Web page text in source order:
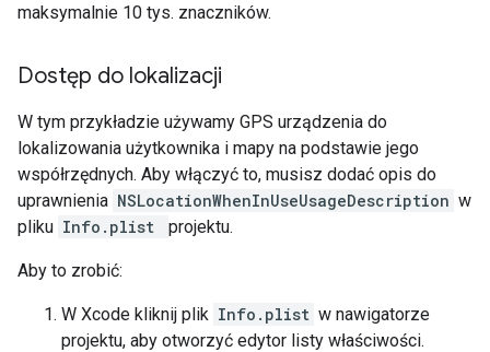
maksymalnie 10 tys. znaczników.
Dostęp do lokalizacji
W tym przykładzie używamy GPS urządzenia do
lokalizowania użytkownika i mapy na podstawie jego
współrzędnych. Aby włączyć to, musisz dodać opis do
uprawnienia NSLocationWhenInUseUsageDescription w
pliku Info.plist projektu.
Aby to zrobić:
W Xcode kliknij plik Info.plist w nawigatorze
projektu, aby otworzyć edytor listy właściwości.